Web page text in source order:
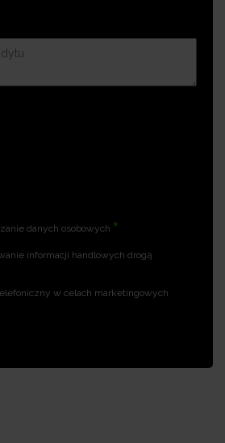
danych osobowych *
informacji handlowych drogą
w celach marketingowych